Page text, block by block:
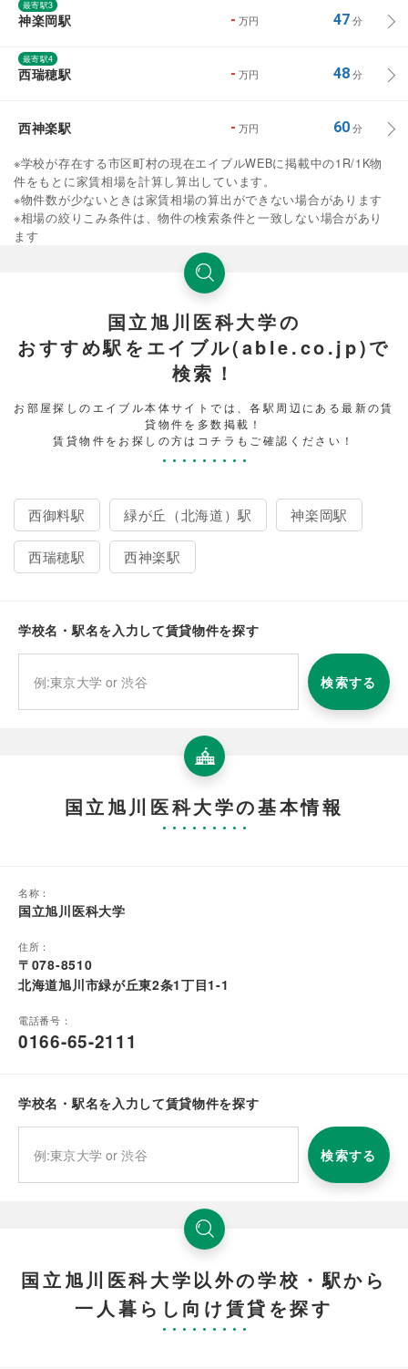
最寄駅3
神楽岡駅 - 万円 47分
最寄駅4
西瑞穂駅 - 万円 48分
西神楽駅 - 万円 60分
※学校が存在する市区町村の現在エイブルWEBに掲載中の1R/1K物
件をもとに家賃相場を計算し算出しています。
※物件数が少ないときは家賃相場の算出ができない場合があります
※相場の絞りこみ条件は、物件の検索条件と一致しない場合があり
ます
国立旭川医科大学の
おすすめ駅をエイブル(able.co.jp)で
検索！
お部屋探しのエイブル本体サイトでは、各駅周辺にある最新の賃
貸物件を多数掲載！
賃貸物件をお探しの方はコチラもご確認ください！
西御料駅 緑が丘（北海道）駅 神楽岡駅
西瑞穂駅 西神楽駅
学校名・駅名を入力して賃貸物件を探す
検索する
国立旭川医科大学の基本情報
名称：
国立旭川医科大学
住所：
〒078-8510
北海道旭川市緑が丘東2条1丁目1-1
電話番号：
0166-65-2111
学校名・駅名を入力して賃貸物件を探す
検索する
国立旭川医科大学以外の学校・駅から
一人暮らし向け賃貸を探す